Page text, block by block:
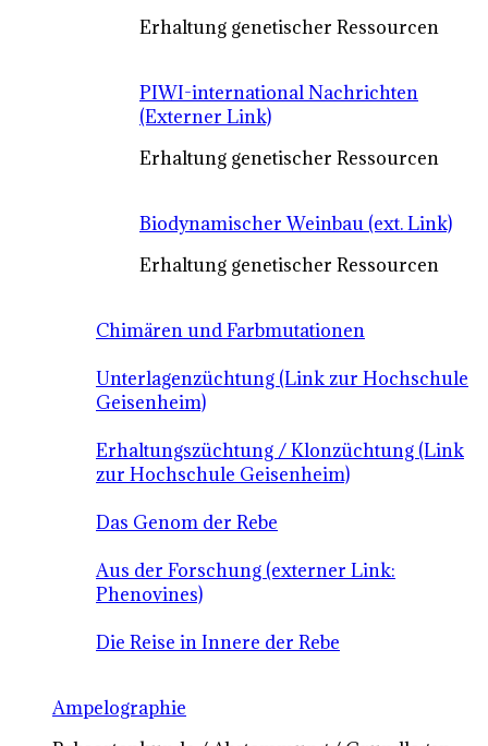
Erhaltung genetischer Ressourcen
PIWI-international Nachrichten
(Externer Link)
Erhaltung genetischer Ressourcen
Biodynamischer Weinbau (ext. Link)
Erhaltung genetischer Ressourcen
Chimären und Farbmutationen
Unterlagenzüchtung (Link zur Hochschule
Geisenheim)
Erhaltungszüchtung / Klonzüchtung (Link
zur Hochschule Geisenheim)
Das Genom der Rebe
Aus der Forschung (externer Link:
Phenovines)
Die Reise in Innere der Rebe
Ampelographie